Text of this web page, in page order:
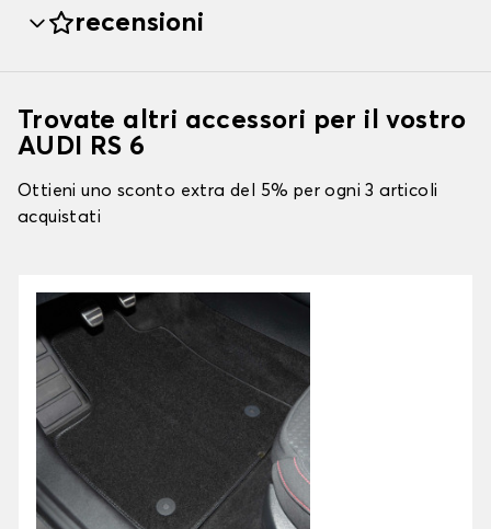
recensioni
Trovate altri accessori per il vostro
AUDI RS 6
Ottieni uno sconto extra del 5% per ogni 3 articoli
acquistati